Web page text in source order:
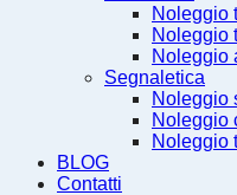
Noleggio
Noleggio
Noleggio
Segnaletica
Noleggio
Noleggio
Noleggio
BLOG
Contatti